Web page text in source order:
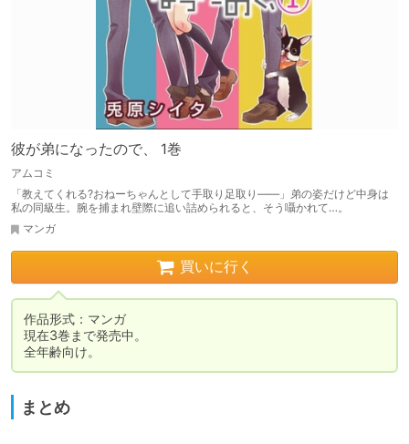
彼が弟になったので、 1巻
アムコミ
「教えてくれる?おねーちゃんとして手取り足取り――」弟の姿だけど中身は
私の同級生。腕を捕まれ壁際に追い詰められると、そう囁かれて…。
マンガ
買いに行く
作品形式：マンガ
現在3巻まで発売中。
全年齢向け。
まとめ